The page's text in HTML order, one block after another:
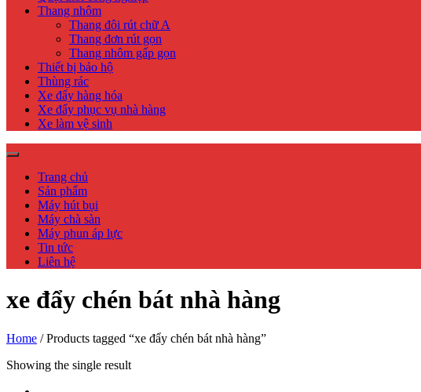
Thang nhôm
Thang đôi rút chữ A
Thang đơn rút gọn
Thang nhôm gấp gọn
Thiết bị bảo hộ
Thùng rác
Xe đẩy hàng hóa
Xe đẩy phục vụ nhà hàng
Xe làm vệ sinh
Trang chủ
Sản phẩm
Máy hút bụi
Máy chà sàn
Máy phun áp lực
Tin tức
Liên hệ
xe đẩy chén bát nhà hàng
Home / Products tagged “xe đẩy chén bát nhà hàng”
Showing the single result